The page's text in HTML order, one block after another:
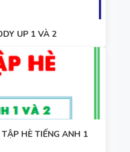
UP 1 VÀ 2
HÈ TIẾNG ANH 1